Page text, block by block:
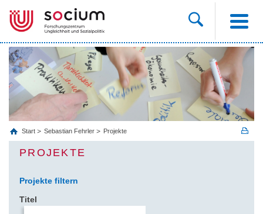
Start Sebastian Fehrler Projekte
PROJEKTE
Projekte filtern
Titel